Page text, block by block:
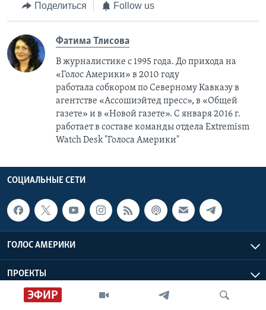
ЭФИР
Поделиться Follow us
Фатима Тлисовa
В журналистике с 1995 года. До прихода на
«Голос Америки» в 2010 году
работала собкором по Северному Кавказу в
агентстве «Ассошиэйтед пресс», в «Общей
газете» и в «Новой газете». С января 2016 г.
работает в составе команды отдела Extremism
Watch Desk "Голоса Америки"
СОЦИАЛЬНЫЕ СЕТИ
ГОЛОС АМЕРИКИ
ПРОЕКТЫ